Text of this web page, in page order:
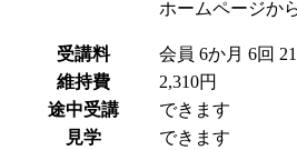
ホームページか
受講料 会員 6か月 6回
維持費
2,310円
途中受講
できます
見学
できます